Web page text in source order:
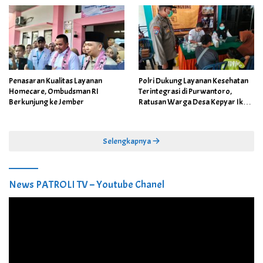
Penasaran Kualitas Layanan
Homecare, Ombudsman RI
Berkunjung ke Jember
Polri Dukung Layanan Kesehatan
Terintegrasi di Purwantoro,
Ratusan Warga Desa Kepyar Ikuti
Selengkapnya
News PATROLI TV – Youtube Chanel